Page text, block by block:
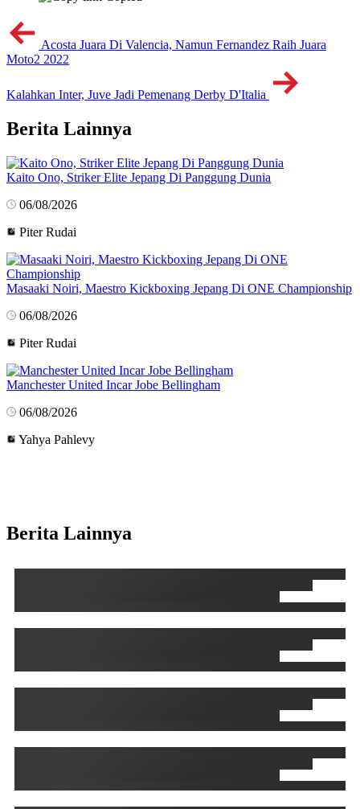
Acosta Juara Di Valencia, Namun Fernandez Raih Juara
Moto2 2022
Kalahkan Inter, Juve Jadi Pemenang Derby D'Italia
Berita Lainnya
Kaito Ono, Striker Elite Jepang Di Panggung Dunia
06/08/2026
Piter Rudai
Masaaki Noiri, Maestro Kickboxing Jepang Di ONE Championship
06/08/2026
Piter Rudai
Manchester United Incar Jobe Bellingham
06/08/2026
Yahya Pahlevy
Berita Lainnya